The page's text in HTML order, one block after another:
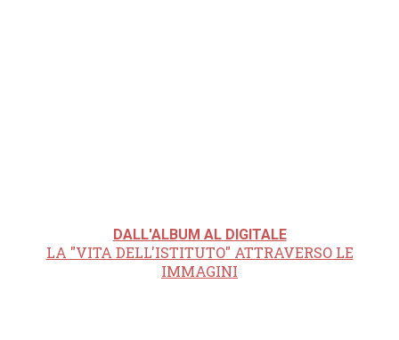
DALL'ALBUM AL DIGITALE
LA "VITA DELL'ISTITUTO" ATTRAVERSO LE
IMMAGINI